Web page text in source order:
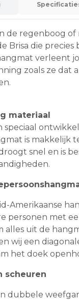
de regenboog of
Brisa die precies
verleent
zoals ze dat
materiaal
speciaal
is makkelijk
snel en is
Amerikaanse
personen met
alles uit de
wij een
het doek
scheuren
dubbele